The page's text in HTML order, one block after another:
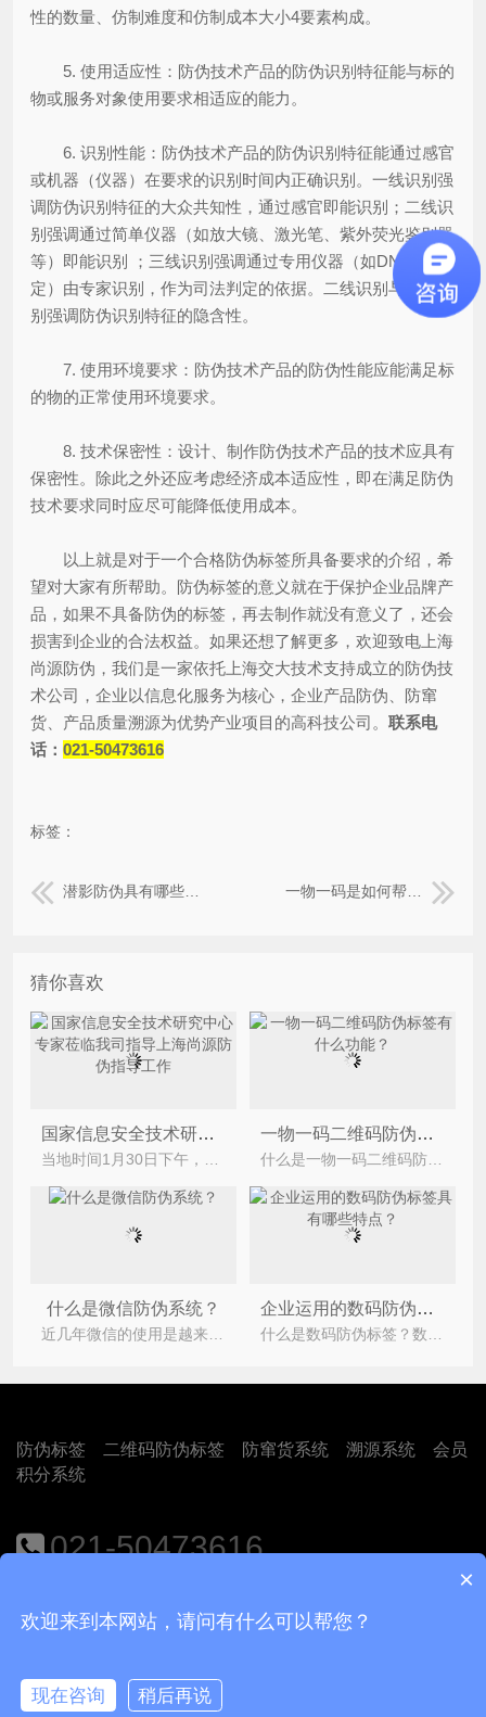
性的数量、仿制难度和仿制成本大小4要素构成。
5. 使用适应性：防伪技术产品的防伪识别特征能与标的
物或服务对象使用要求相适应的能力。
6. 识别性能：防伪技术产品的防伪识别特征能通过感官
或机器（仪器）在要求的识别时间内正确识别。一线识别强
调防伪识别特征的大众共知性，通过感官即能识别；二线识
别强调通过简单仪器（如放大镜、激光笔、紫外荧光鉴别器
等）即能识别 ；三线识别强调通过专用仪器（如DNA鉴
定）由专家识别，作为司法判定的依据。二线识别与三线识
别强调防伪识别特征的隐含性。
7. 使用环境要求：防伪技术产品的防伪性能应能满足标
的物的正常使用环境要求。
8. 技术保密性：设计、制作防伪技术产品的技术应具有
保密性。除此之外还应考虑经济成本适应性，即在满足防伪
技术要求同时应尽可能降低使用成本。
以上就是对于一个合格防伪标签所具备要求的介绍，希
望对大家有所帮助。防伪标签的意义就在于保护企业品牌产
品，如果不具备防伪的标签，再去制作就没有意义了，还会
损害到企业的合法权益。如果还想了解更多，欢迎致电上海
尚源防伪，我们是一家依托上海交大技术支持成立的防伪技
术公司，企业以信息化服务为核心，企业产品防伪、防窜
货、产品质量溯源为优势产业项目的高科技公司。 联系电
话： 021-50473616
标签：
潜影防伪具有哪些优点与特点？ 一物一码是如何帮助企业实现智慧溯源的呢？
猜你喜欢
国家信息安全技术研究中心专家莅临我司指导上海尚源防伪指导工作 一物一码二维码防伪标签有什么功能？
什么是微信防伪系统？ 企业运用的数码防伪标签具有哪些特点？
防伪标签 二维码防伪标签 防窜货系统 溯源系统
会员
积分系统
021-50473616
×
欢迎来到本网站，请问有什么可以帮您？
现在咨询 稍后再说